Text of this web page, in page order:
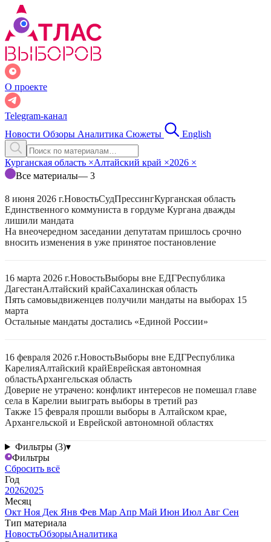
О проекте
Telegram-канал
Новости Обзоры Аналитика Сюжеты English
Курганская область ×Алтайский край ×2026 ×
Все материалы— 3
8 июня 2026 г.НовостьСудПрессингКурганская область
Единственного коммуниста в гордуме Кургана дважды
лишили мандата
На внеочередном заседании депутатам пришлось срочно
вносить изменения в уже принятое постановление
16 марта 2026 г.НовостьВыборы вне ЕДГРеспублика
ДагестанАлтайский крайСахалинская область
Пять самовыдвиженцев получили мандаты на выборах 15
марта
Остальные мандаты достались «Единой России»
16 февраля 2026 г.НовостьВыборы вне ЕДГРеспублика
КарелияАлтайский крайЕврейская автономная
областьАрхангельская область
Доверие не утрачено: конфликт интересов не помешал главе
села в Карелии выиграть выборы в третий раз
Также 15 февраля прошли выборы в Алтайском крае,
Архангельской и Еврейской автономной областях
Фильтры (3)▾
Фильтры
Сбросить всё
Год
20262025
Месяц
Окт Ноя Дек Янв Фев Мар Апр Май Июн Июл Авг Сен
Тип материала
НовостьОбзорыАналитика